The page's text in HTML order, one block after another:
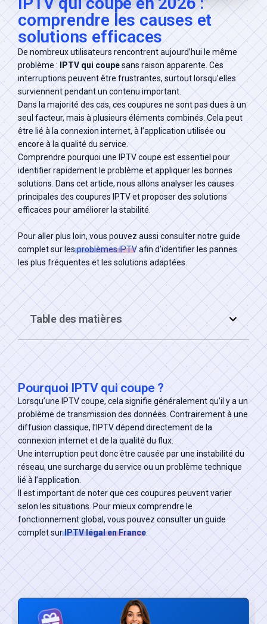
Liste des Chaines
S'abonner maintenant
comprendre les causes et
solutions efficaces
De nombreux utilisateurs rencontrent aujourd’hui le même
problème :
IPTV qui coupesans raison apparente. Ces
interruptions peuvent être frustrantes, surtout lorsqu’elles
surviennent pendant un contenu important.
Dans la majorité des cas, ces coupures ne sont pas dues à un
seul facteur, mais à plusieurs éléments combinés. Cela peut
être lié à la connexion internet, à l’application utilisée ou
encore à la qualité du service.
Comprendre pourquoi une IPTV coupe est essentiel pour
identifier rapidement le problème et appliquer les bonnes
solutions. Dans cet article, nous allons analyser les causes
principales des coupures IPTV et proposer des solutions
efficaces pour améliorer la stabilité.
Pour aller plus loin, vous pouvez aussi consulter notre guide
complet sur lesproblèmes IPTVafin d’identifier les pannes
les plus fréquentes et les solutions adaptées.
Table des matières
Pourquoi IPTV qui coupe ?
Lorsqu’une IPTV coupe, cela signifie généralement qu’il y a un
problème de transmission des données. Contrairement à une
diffusion classique, l’IPTV dépend directement de la
connexion internet et de la qualité du flux.
Une interruption peut donc être causée par une instabilité du
réseau, une surcharge du service ou un problème technique
lié à l’application.
Il est important de noter que ces coupures peuvent varier
selon les situations. Pour mieux comprendre le
fonctionnement global, vous pouvez consulter un guide
complet surIPTV légal en France.